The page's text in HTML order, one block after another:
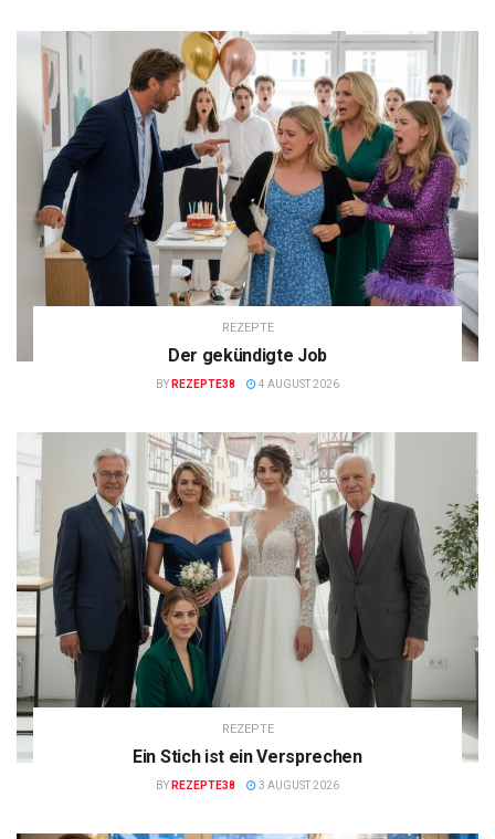
REZEPTE
Der gekündigte Job
BY REZEPTE38 4 AUGUST 2026
REZEPTE
Ein Stich ist ein Versprechen
BY REZEPTE38 3 AUGUST 2026